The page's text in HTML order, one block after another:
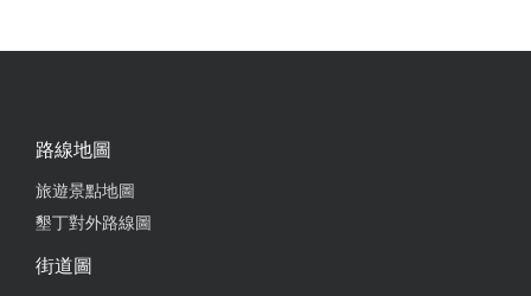
路線地圖
旅遊景點地圖
墾丁對外路線圖
街道圖